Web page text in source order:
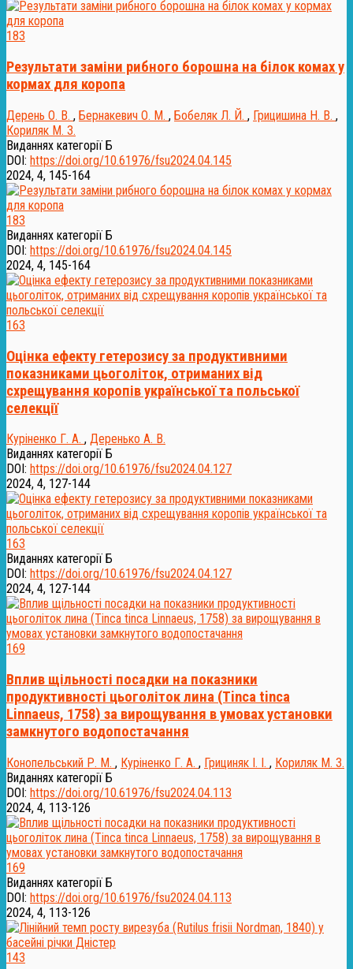
183
Результати заміни рибного борошна на білок комах у
кормах для коропа
Дерень О. В. , Бернакевич О. М. , Бобеляк Л. Й. , Грицишина Н. В. ,
Кориляк М. З.
Виданнях категорії Б
DOI: https://doi.org/10.61976/fsu2024.04.145
2024, 4, 145-164
183
Виданнях категорії Б
DOI: https://doi.org/10.61976/fsu2024.04.145
2024, 4, 145-164
163
Оцінка ефекту гетерозису за продуктивними
показниками цьоголіток, отриманих від
схрещування коропів української та польської
селекції
Куріненко Г. А. , Деренько А. В.
Виданнях категорії Б
DOI: https://doi.org/10.61976/fsu2024.04.127
2024, 4, 127-144
163
Виданнях категорії Б
DOI: https://doi.org/10.61976/fsu2024.04.127
2024, 4, 127-144
169
Вплив щільності посадки на показники
продуктивності цьоголіток лина (Tinca tinca
Linnaeus, 1758) за вирощування в умовах установки
замкнутого водопостачання
Конопельський Р. М. , Куріненко Г. А. , Грициняк І. І. , Кориляк М. З.
Виданнях категорії Б
DOI: https://doi.org/10.61976/fsu2024.04.113
2024, 4, 113-126
169
Виданнях категорії Б
DOI: https://doi.org/10.61976/fsu2024.04.113
2024, 4, 113-126
143